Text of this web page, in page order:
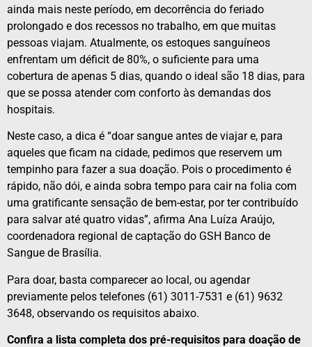
ainda mais neste período, em decorrência do feriado
prolongado e dos recessos no trabalho, em que muitas
pessoas viajam. Atualmente, os estoques sanguíneos
enfrentam um déficit de 80%, o suficiente para uma
cobertura de apenas 5 dias, quando o ideal são 18 dias, para
que se possa atender com conforto às demandas dos
hospitais.
Neste caso, a dica é “doar sangue antes de viajar e, para
aqueles que ficam na cidade, pedimos que reservem um
tempinho para fazer a sua doação. Pois o procedimento é
rápido, não dói, e ainda sobra tempo para cair na folia com
uma gratificante sensação de bem-estar, por ter contribuído
para salvar até quatro vidas”, afirma Ana Luíza Araújo,
coordenadora regional de captação do GSH Banco de
Sangue de Brasília.
Para doar, basta comparecer ao local, ou agendar
previamente pelos telefones (61) 3011-7531 e (61) 9632
3648, observando os requisitos abaixo.
Confira a lista completa dos pré-requisitos para doação de